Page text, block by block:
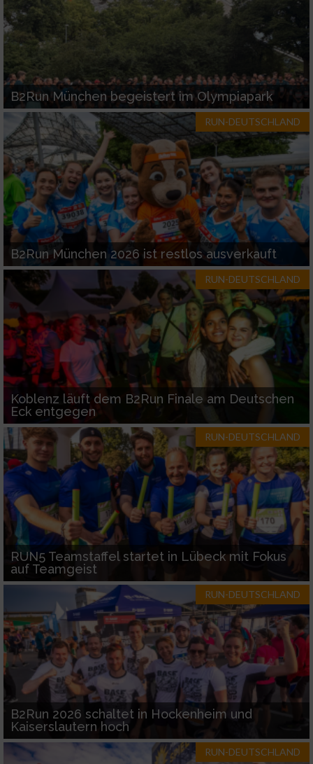
B2Run München begeistert im Olympiapark
RUN-DEUTSCHLAND
B2Run München 2026 ist restlos ausverkauft
RUN-DEUTSCHLAND
Koblenz läuft dem B2Run Finale am Deutschen
Eck entgegen
RUN-DEUTSCHLAND
RUN5 Teamstaffel startet in Lübeck mit Fokus
auf Teamgeist
RUN-DEUTSCHLAND
B2Run 2026 schaltet in Hockenheim und
Kaiserslautern hoch
RUN-DEUTSCHLAND